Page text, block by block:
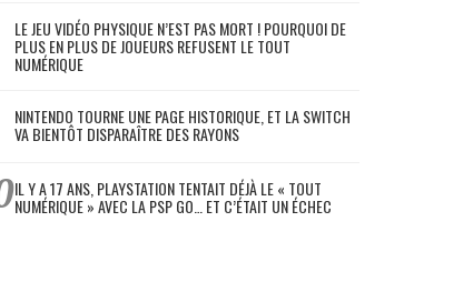
LE JEU VIDÉO PHYSIQUE N’EST PAS MORT ! POURQUOI DE
PLUS EN PLUS DE JOUEURS REFUSENT LE TOUT
NUMÉRIQUE
NINTENDO TOURNE UNE PAGE HISTORIQUE, ET LA SWITCH
VA BIENTÔT DISPARAÎTRE DES RAYONS
IL Y A 17 ANS, PLAYSTATION TENTAIT DÉJÀ LE « TOUT
NUMÉRIQUE » AVEC LA PSP GO… ET C’ÉTAIT UN ÉCHEC